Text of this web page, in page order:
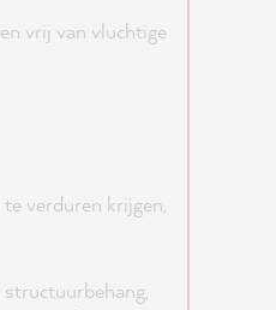
vrij van vluchtige
verduren krijgen,